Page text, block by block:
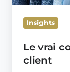
Insights
Le vrai
client